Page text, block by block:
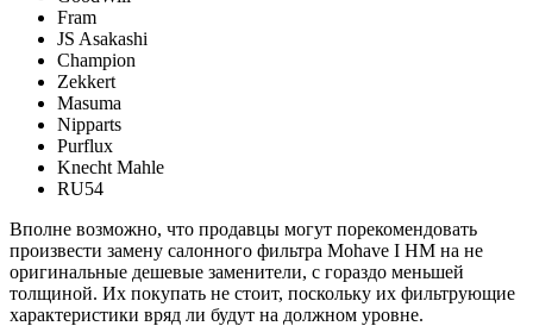
Fram
JS Asakashi
Champion
Zekkert
Masuma
Nipparts
Purflux
Knecht Mahle
RU54
Вполне возможно, что продавцы могут порекомендовать
произвести замену салонного фильтра Mohave I HM на не
оригинальные дешевые заменители, с гораздо меньшей
толщиной. Их покупать не стоит, поскольку их фильтрующие
характеристики вряд ли будут на должном уровне.